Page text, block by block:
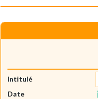
Intitulé
Date